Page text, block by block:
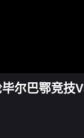
尔巴鄂竞技